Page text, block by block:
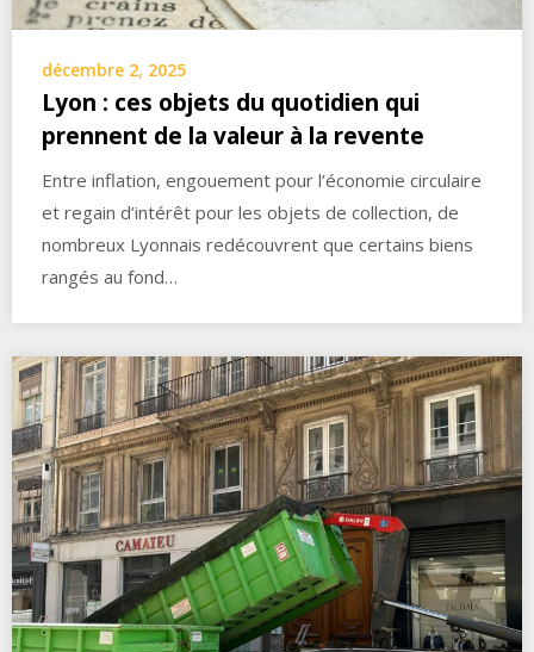
décembre 2, 2025
Lyon : ces objets du quotidien qui
prennent de la valeur à la revente
Entre inflation, engouement pour l’économie circulaire
et regain d’intérêt pour les objets de collection, de
nombreux Lyonnais redécouvrent que certains biens
rangés au fond…